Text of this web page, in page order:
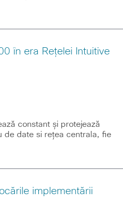
în era Rețelei Intuitive
constant și protejează
de date si rețea centrala, fie
implementării